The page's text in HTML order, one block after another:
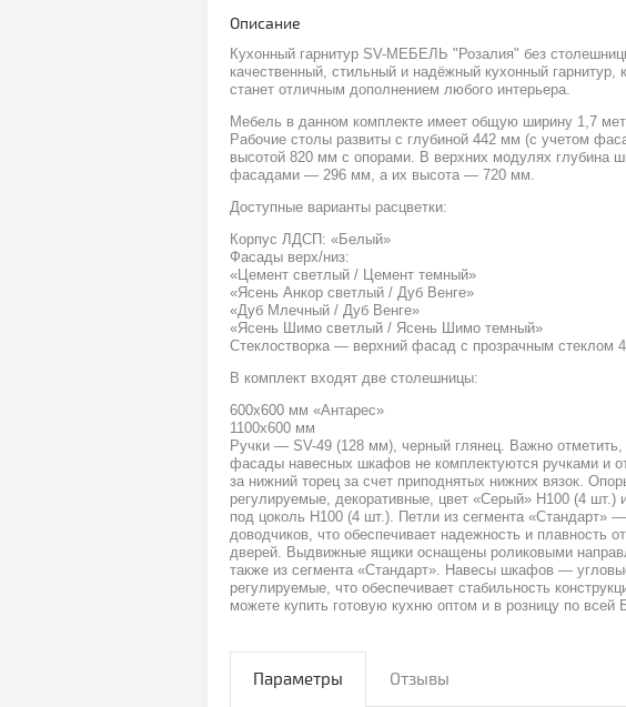
Описание
Кухонный гарнитур SV-МЕБЕЛЬ "Розалия" без
качественный, стильный и надёжный кухонный гарнитур,
станет отличным дополнением любого интерьера.
Мебель в данном комплекте имеет общую ширину 1,7
Рабочие столы развиты с глубиной 442 мм (с учетом
высотой 820 мм с опорами. В верхних модулях глубина
фасадами — 296 мм, а их высота — 720 мм.
Доступные варианты расцветки:
Корпус ЛДСП: «Белый»
Фасады верх/низ:
«Цемент светлый / Цемент темный»
«Ясень Анкор светлый / Дуб Венге»
«Дуб Млечный / Дуб Венге»
«Ясень Шимо светлый / Ясень Шимо темный»
Стеклостворка — верхний фасад с прозрачным стеклом
В комплект входят две столешницы:
600х600 мм «Антарес»
1100х600 мм
Ручки — SV-49 (128 мм), черный глянец. Важно отметить,
фасады навесных шкафов не комплектуются ручками и
за нижний торец за счет приподнятых нижних вязок.
регулируемые, декоративные, цвет «Серый» Н100 (4 шт.)
под цоколь Н100 (4 шт.). Петли из сегмента «Стандарт»
доводчиков, что обеспечивает надежность и плавность
дверей. Выдвижные ящики оснащены роликовыми
также из сегмента «Стандарт». Навесы шкафов —
регулируемые, что обеспечивает стабильность
можете купить готовую кухню оптом и в розницу по всей
Параметры Отзывы